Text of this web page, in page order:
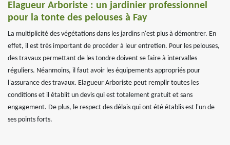
Elagueur Arboriste : un jardinier professionnel
pour la tonte des pelouses à Fay
La multiplicité des végétations dans les jardins n'est plus à démontrer. En
effet, il est très important de procéder à leur entretien. Pour les pelouses,
des travaux permettant de les tondre doivent se faire à intervalles
réguliers. Néanmoins, il faut avoir les équipements appropriés pour
l'assurance des travaux. Elagueur Arboriste peut remplir toutes les
conditions et il établit un devis qui est totalement gratuit et sans
engagement. De plus, le respect des délais qui ont été établis est l'un de
ses points forts.